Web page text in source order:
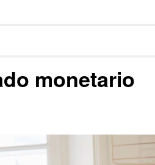
monetario